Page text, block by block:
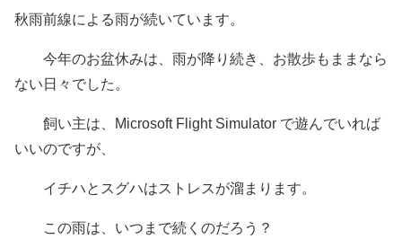
秋雨前線による雨が続いています。
今年のお盆休みは、雨が降り続き、お散歩もままなら
ない日々でした。
飼い主は、Microsoft Flight Simulator で遊んでいれば
いいのですが、
イチハとスグハはストレスが溜まります。
この雨は、いつまで続くのだろう？